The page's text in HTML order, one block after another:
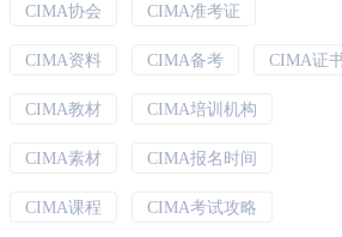
CIMA协会 CIMA准考证
CIMA资料 CIMA备考 CIMA证
CIMA教材 CIMA培训机构
CIMA素材 CIMA报名时间
CIMA课程 CIMA考试攻略